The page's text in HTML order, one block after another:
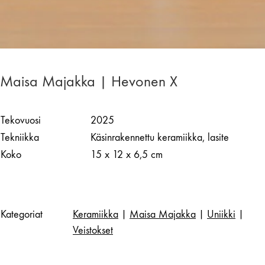
Maisa Majakka | Hevonen X
Tekovuosi
2025
Tekniikka
Käsinrakennettu keramiikka, lasite
Koko
15 x 12 x 6,5 cm
Kategoriat Keramiikka Maisa Majakka Uniikki
Veistokset